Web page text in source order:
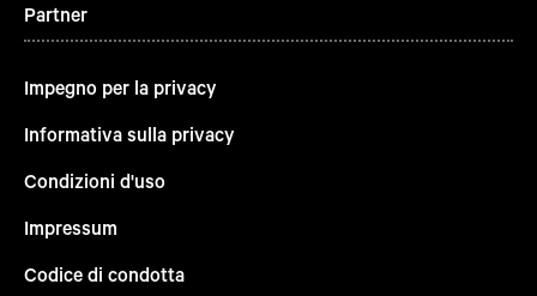
Partner
Impegno per la privacy
Informativa sulla privacy
Condizioni d'uso
Impressum
Codice di condotta